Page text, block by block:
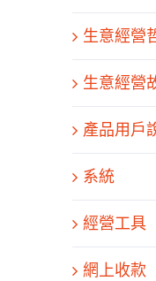
生意經營
生意經營
產品用戶
系統
經營工具
網上收款